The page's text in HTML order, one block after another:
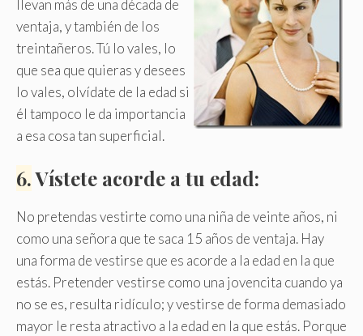
llevan más de una década de
ventaja, y también de los
treintañeros. Tú lo vales, lo
que sea que quieras y desees
lo vales, olvídate de la edad si
él tampoco le da importancia
a esa cosa tan superficial.
6.Vístete acorde a tu edad:
No pretendas vestirte como una niña de veinte años, ni
como una señora que te saca 15 años de ventaja. Hay
una forma de vestirse que es acorde a la edad en la que
estás. Pretender vestirse como una jovencita cuando ya
no se es, resulta ridículo; y vestirse de forma demasiado
mayor le resta atractivo a la edad en la que estás. Porque